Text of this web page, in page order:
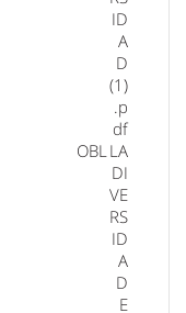
ID
A
D
(1)
.p
df
OBLLA
DI
VE
RS
ID
A
D
E